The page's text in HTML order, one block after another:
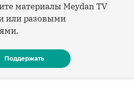
материалы Meydan TV
или разовыми
Поддержать